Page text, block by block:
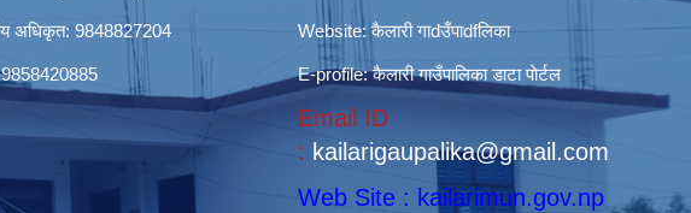
अधिकृत: 9848827204
9858420885
Website:कैलारी गाdउँपाdfलिका
E-profile:कैलारी गाउँपालिका डाटा पाेर्टल
Email ID
: kailarigaupalika@gmail.com
Web Site : kailarimun.gov.np